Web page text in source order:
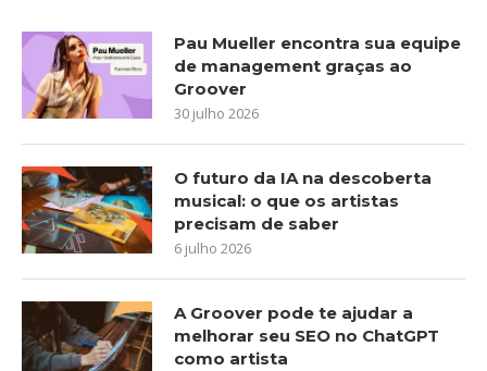
Pau Mueller encontra sua equipe
de management graças ao
Groover
30 julho 2026
O futuro da IA na descoberta
musical: o que os artistas
precisam de saber
6 julho 2026
A Groover pode te ajudar a
melhorar seu SEO no ChatGPT
como artista